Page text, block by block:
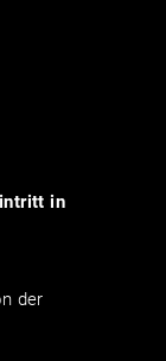
in
der